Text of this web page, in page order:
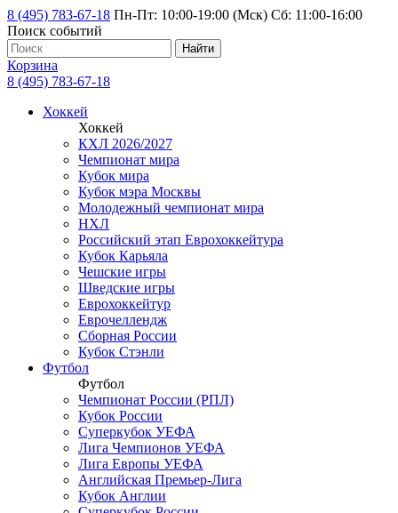
8 (495) 783-67-18 Пн-Пт: 10:00-19:00 (Мск) Сб: 11:00-16:00
Поиск событий
Найти
Корзина
8 (495) 783-67-18
Хоккей
Хоккей
КХЛ 2026/2027
Чемпионат мира
Кубок мира
Кубок мэра Москвы
Молодежный чемпионат мира
НХЛ
Российский этап Еврохоккейтура
Кубок Карьяла
Чешские игры
Шведские игры
Еврохоккейтур
Еврочеллендж
Сборная России
Кубок Стэнли
Футбол
Футбол
Чемпионат России (РПЛ)
Кубок России
Суперкубок УЕФА
Лига Чемпионов УЕФА
Лига Европы УЕФА
Английская Премьер-Лига
Кубок Англии